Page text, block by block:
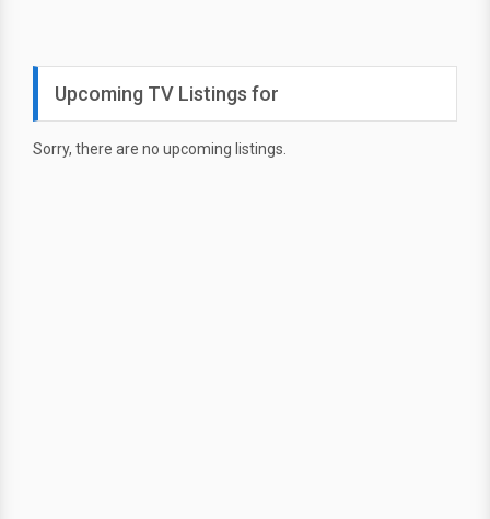
Upcoming TV Listings for
Sorry, there are no upcoming listings.